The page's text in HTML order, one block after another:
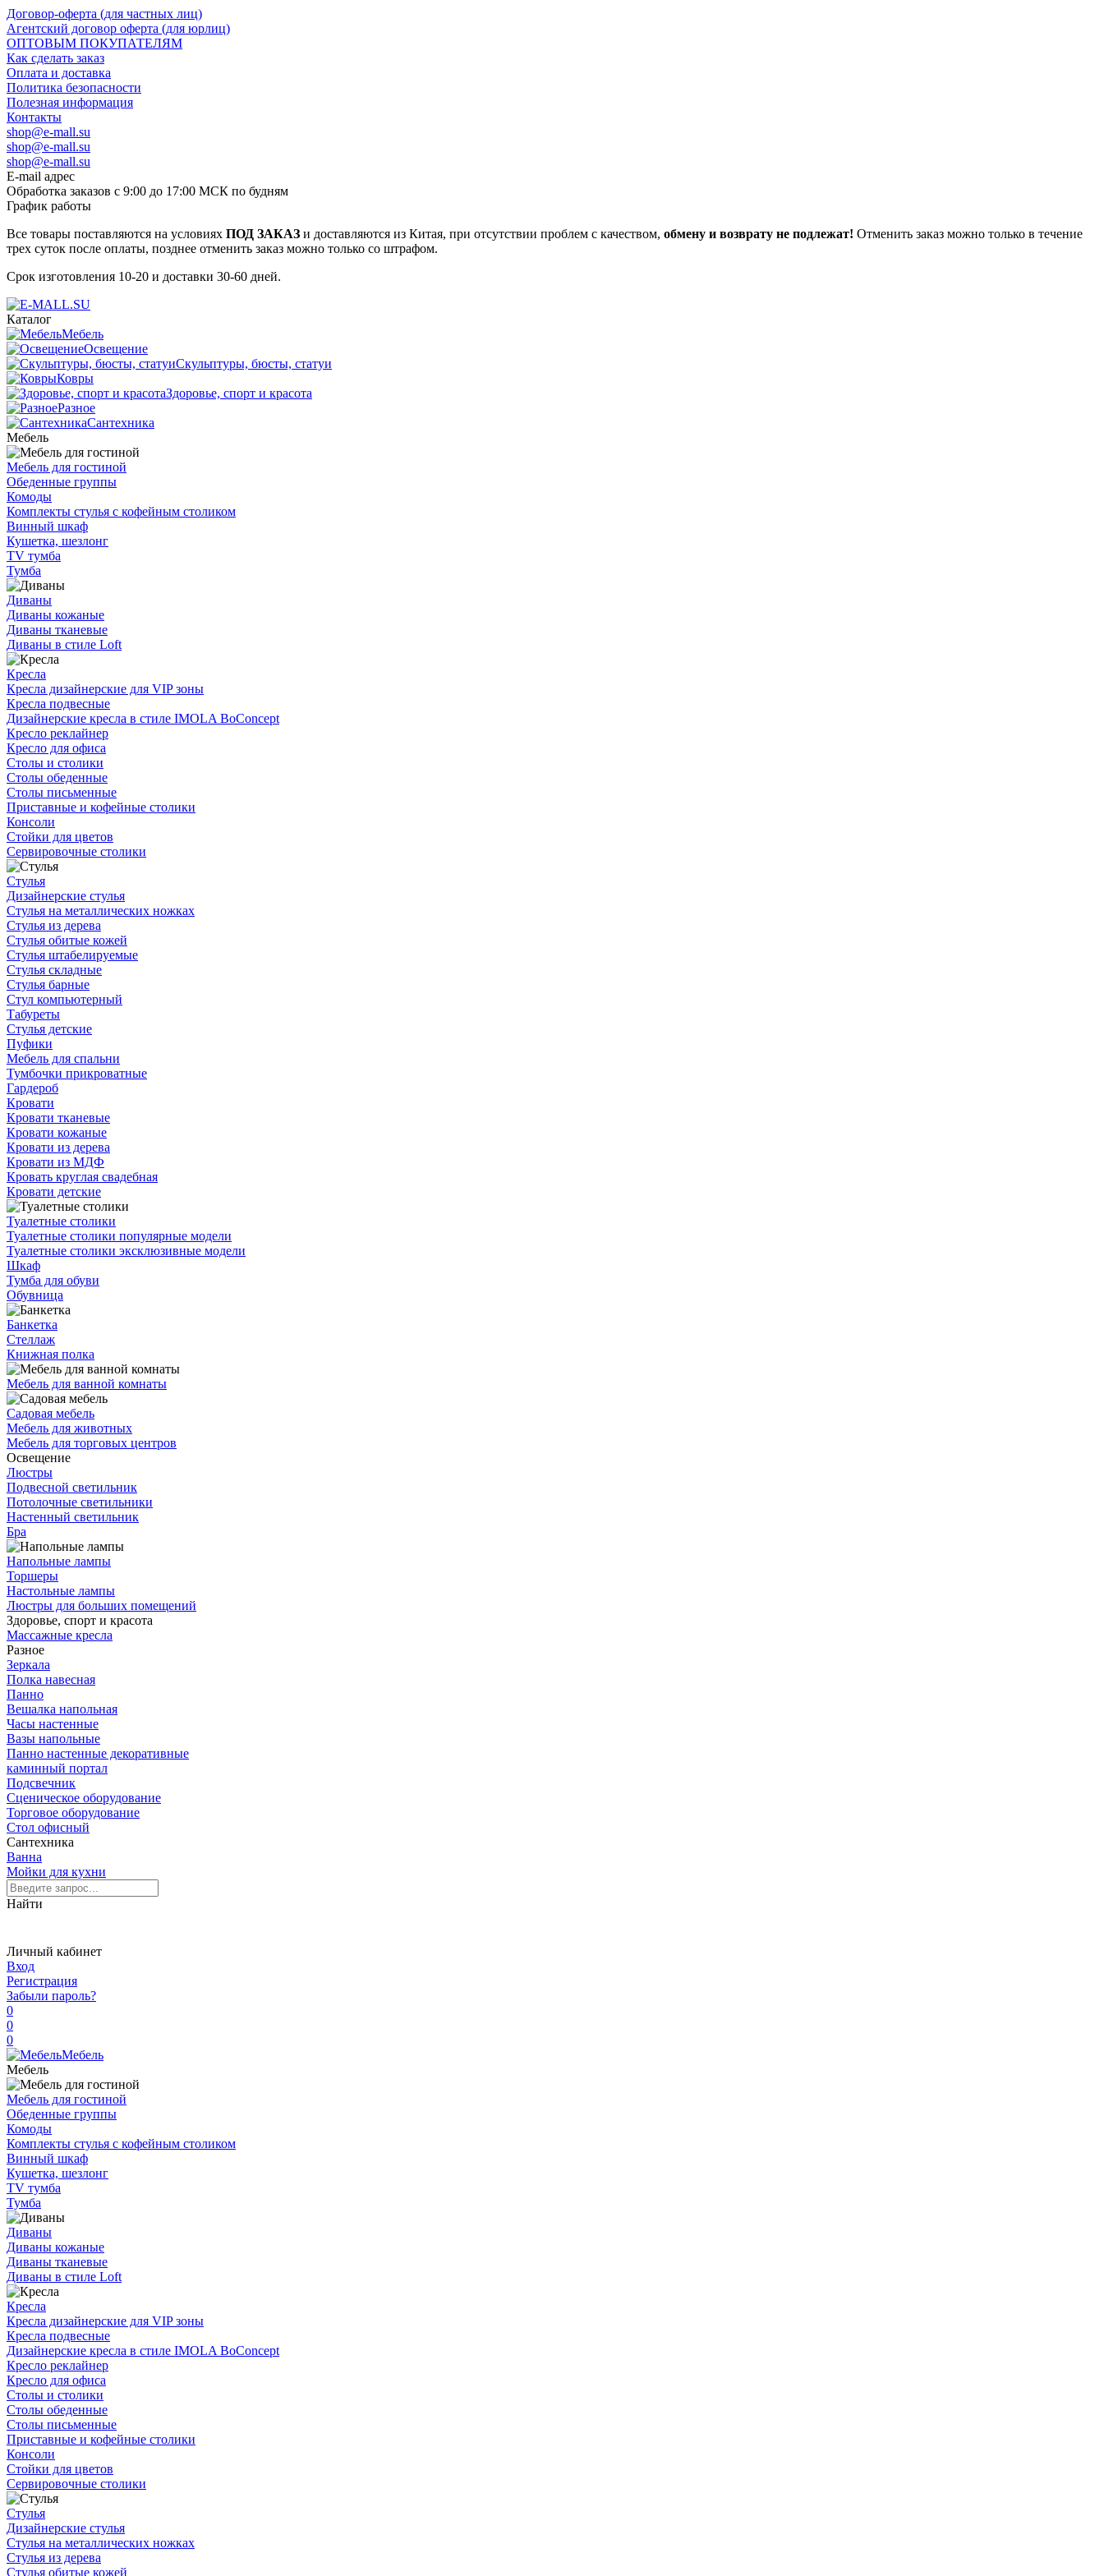
Договор-оферта (для частных лиц)
Агентский договор оферта (для юрлиц)
ОПТОВЫМ ПОКУПАТЕЛЯМ
Как сделать заказ
Оплата и доставка
Политика безопасности
Полезная информация
Контакты
shop@e-mall.su
shop@e-mall.su
shop@e-mall.su
E-mail адрес
Обработка заказов с 9:00 до 17:00 МСК по будням
График работы
Все товары поставляются на условиях ПОД ЗАКАЗ и доставляются из Китая, при отсутствии проблем с качеством, обмену и возврату не подлежат! Отменить заказ можно только в течение
трех суток после оплаты, позднее отменить заказ можно только со штрафом.
Срок изготовления 10-20 и доставки 30-60 дней.
Каталог
Мебель
Освещение
Скульптуры, бюсты, статуи
Ковры
Здоровье, спорт и красота
Разное
Сантехника
Мебель
Мебель для гостиной
Обеденные группы
Комоды
Комплекты стулья с кофейным столиком
Винный шкаф
Кушетка, шезлонг
TV тумба
Тумба
Диваны
Диваны кожаные
Диваны тканевые
Диваны в стиле Loft
Кресла
Кресла дизайнерские для VIP зоны
Кресла подвесные
Дизайнерские кресла в стиле IMOLA BoConcept
Кресло реклайнер
Кресло для офиса
Столы и столики
Столы обеденные
Столы письменные
Приставные и кофейные столики
Консоли
Стойки для цветов
Сервировочные столики
Стулья
Дизайнерские стулья
Стулья на металлических ножках
Стулья из дерева
Стулья обитые кожей
Стулья штабелируемые
Стулья складные
Стулья барные
Стул компьютерный
Табуреты
Стулья детские
Пуфики
Мебель для спальни
Тумбочки прикроватные
Гардероб
Кровати
Кровати тканевые
Кровати кожаные
Кровати из дерева
Кровати из МДФ
Кровать круглая свадебная
Кровати детские
Туалетные столики
Туалетные столики популярные модели
Туалетные столики эксклюзивные модели
Шкаф
Тумба для обуви
Обувница
Банкетка
Стеллаж
Книжная полка
Мебель для ванной комнаты
Садовая мебель
Мебель для животных
Мебель для торговых центров
Освещение
Люстры
Подвесной светильник
Потолочные светильники
Настенный светильник
Бра
Напольные лампы
Торшеры
Настольные лампы
Люстры для больших помещений
Здоровье, спорт и красота
Массажные кресла
Разное
Зеркала
Полка навесная
Панно
Вешалка напольная
Часы настенные
Вазы напольные
Панно настенные декоративные
каминный портал
Подсвечник
Сценическое оборудование
Торговое оборудование
Стол офисный
Сантехника
Ванна
Мойки для кухни
Найти
Личный кабинет
Вход
Регистрация
Забыли пароль?
0
0
0
Мебель
Мебель
Мебель для гостиной
Обеденные группы
Комоды
Комплекты стулья с кофейным столиком
Винный шкаф
Кушетка, шезлонг
TV тумба
Тумба
Диваны
Диваны кожаные
Диваны тканевые
Диваны в стиле Loft
Кресла
Кресла дизайнерские для VIP зоны
Кресла подвесные
Дизайнерские кресла в стиле IMOLA BoConcept
Кресло реклайнер
Кресло для офиса
Столы и столики
Столы обеденные
Столы письменные
Приставные и кофейные столики
Консоли
Стойки для цветов
Сервировочные столики
Стулья
Дизайнерские стулья
Стулья на металлических ножках
Стулья из дерева
Стулья обитые кожей